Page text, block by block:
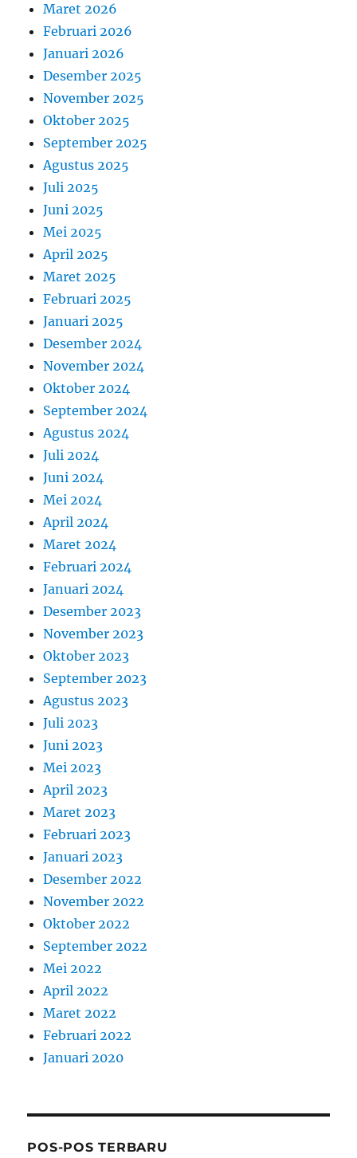
Maret 2026
Februari 2026
Januari 2026
Desember 2025
November 2025
Oktober 2025
September 2025
Agustus 2025
Juli 2025
Juni 2025
Mei 2025
April 2025
Maret 2025
Februari 2025
Januari 2025
Desember 2024
November 2024
Oktober 2024
September 2024
Agustus 2024
Juli 2024
Juni 2024
Mei 2024
April 2024
Maret 2024
Februari 2024
Januari 2024
Desember 2023
November 2023
Oktober 2023
September 2023
Agustus 2023
Juli 2023
Juni 2023
Mei 2023
April 2023
Maret 2023
Februari 2023
Januari 2023
Desember 2022
November 2022
Oktober 2022
September 2022
Mei 2022
April 2022
Maret 2022
Februari 2022
Januari 2020
POS-POS TERBARU